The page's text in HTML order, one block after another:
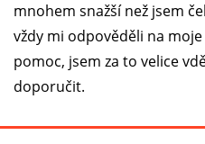
mnohem snažší než jsem
vždy mi odpověděli na
pomoc, jsem za to velice
doporučit.